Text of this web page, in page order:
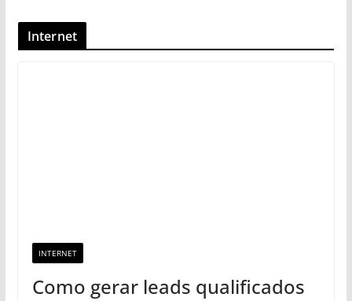
Internet
INTERNET
Como gerar leads qualificados